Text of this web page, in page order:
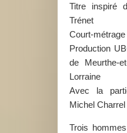
Titre inspiré
Trénet
Court-métrage
Production
de Meurthe-
Lorraine
Avec la
Michel Charrel
Trois